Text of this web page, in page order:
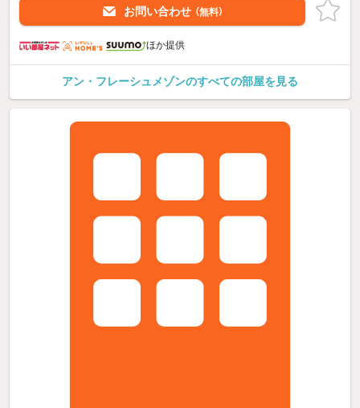
お問い合わせ （無料）
ほか提供
アン・フレーシュメゾンのすべての部屋を見る